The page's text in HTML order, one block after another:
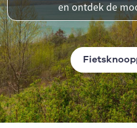
en ontdek de